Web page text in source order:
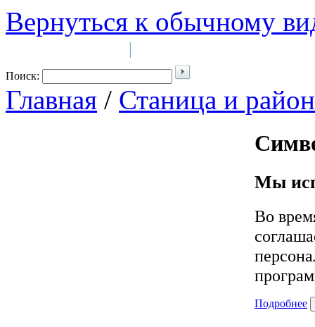
Вернуться к обычному
|
Поиск:
Главная / Станица и район
Мы
Во
Подробнее